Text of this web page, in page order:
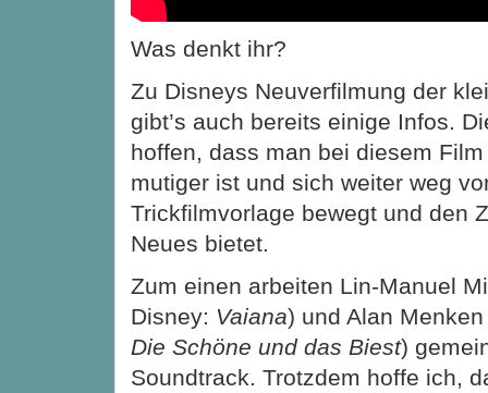
Was denkt ihr?
Zu Disneys Neuverfilmung der
gibt’s auch bereits einige Infos.
hoffen, dass man bei diesem
mutiger ist und sich weiter weg
Trickfilmvorlage bewegt und den
Neues bietet.
Zum einen arbeiten Lin-Manuel
Disney: Vaiana) und Alan Menken
Die Schöne und das Biest)
Soundtrack. Trotzdem hoffe ich,